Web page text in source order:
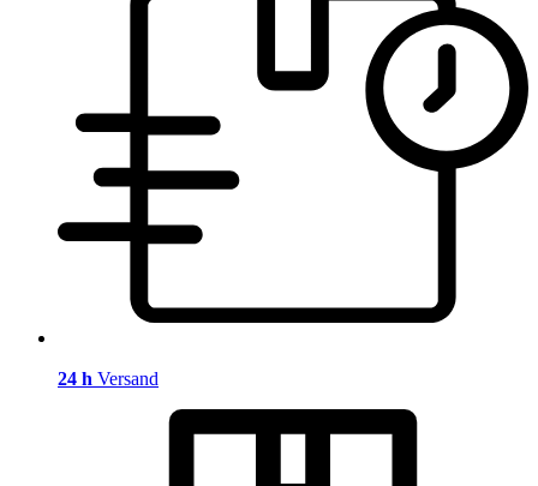
24 h Versand